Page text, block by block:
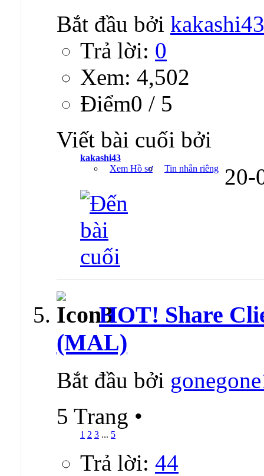
Bắt đầu bởi kakashi43
Trả lời: 0
Xem: 4,502
Ðiểm0 / 5
Viết bài cuối bởi
kakashi43
Xem Hồ sơ
Tin nhắn riêng 20-
HOT! Share
(MAL)
Bắt đầu bởi
5 Trang •
1 2 3 ... 5
Trả lời: 44